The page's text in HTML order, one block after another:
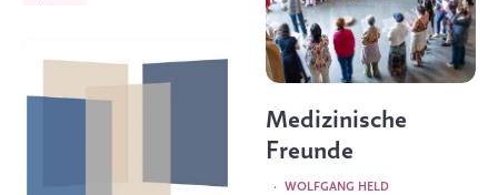
Medizinische
Freunde
WOLFGANG HELD
·